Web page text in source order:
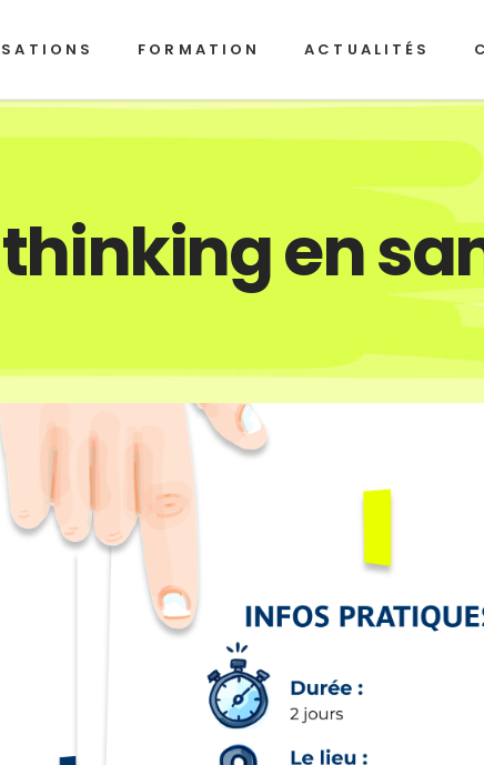
FORMATION ACTUALITÉS
en